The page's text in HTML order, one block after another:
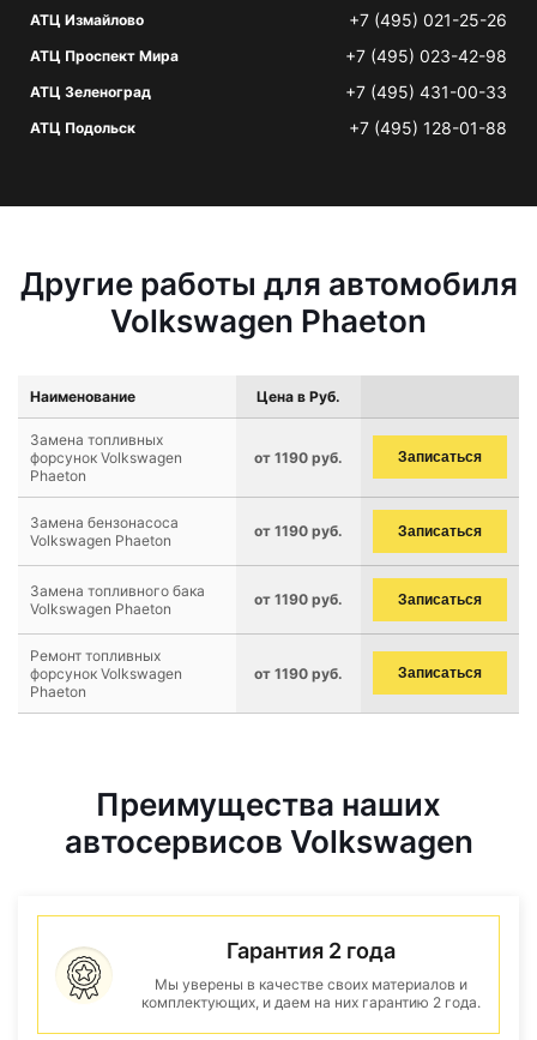
АТЦ Измайлово +7 (495) 021-25-26
АТЦ Проспект Мира +7 (495) 023-42-98
АТЦ Зеленоград +7 (495) 431-00-33
АТЦ Подольск +7 (495) 128-01-88
Другие работы для автомобиля
Volkswagen Phaeton
Наименование Цена в Руб.
Замена топливных
форсунок Volkswagen
Phaeton
от 1190 руб. Записаться
Замена бензонасоса
Volkswagen Phaeton
от 1190 руб. Записаться
Замена топливного бака
Volkswagen Phaeton
от 1190 руб. Записаться
Ремонт топливных
форсунок Volkswagen
Phaeton
от 1190 руб. Записаться
Преимущества наших
автосервисов Volkswagen
Гарантия 2 года
Мы уверены в качестве своих материалов и
комплектующих, и даем на них гарантию 2 года.